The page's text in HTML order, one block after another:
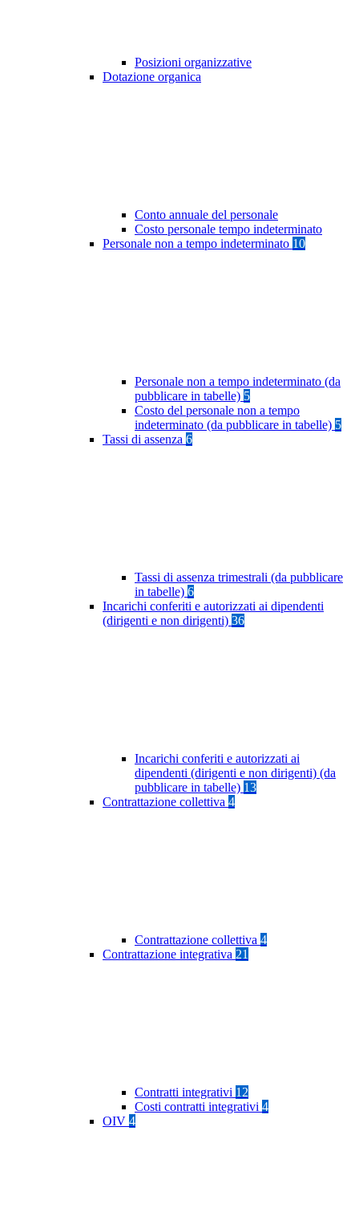
Posizioni organizzative
Dotazione organica
Conto annuale del personale
Costo personale tempo indeterminato
Personale non a tempo indeterminato 10
Personale non a tempo indeterminato (da
pubblicare in tabelle) 5
Costo del personale non a tempo
indeterminato (da pubblicare in tabelle) 5
Tassi di assenza 6
Tassi di assenza trimestrali (da pubblicare
in tabelle) 6
Incarichi conferiti e autorizzati ai dipendenti
(dirigenti e non dirigenti) 36
Incarichi conferiti e autorizzati ai
dipendenti (dirigenti e non dirigenti) (da
pubblicare in tabelle) 13
Contrattazione collettiva 4
Contrattazione collettiva 4
Contrattazione integrativa 21
Contratti integrativi 12
Costi contratti integrativi 4
OIV 4